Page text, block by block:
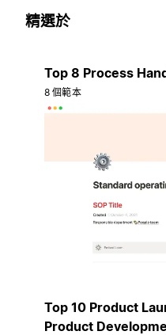
精選於
Top 8 Process
8 個範本
Top 10 Product
Product